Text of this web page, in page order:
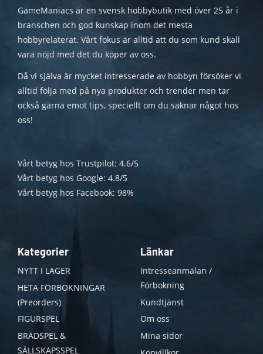
GameManiacs är en svensk hobbybutik med över 25 år i
branschen och god kunskap inom det mesta
hobbyrelaterat. Vårt fokus är alltid att du som kund skall
vara nöjd med det du köper av oss.
Då vi själva är mycket intresserade av hobbyn försöker vi
alltid följa med på nya produkter och trender men tar
också gärna emot tips, speciellt om du saknar något hos
oss!
Vårt betyg hos Trustpilot: 4.6/5
Vårt betyg hos Google: 4.8/5
Vårt betyg hos Facebook: 98%
Kategorier
NYTT I LAGER
HETA FÖRBOKNINGAR
(Preorders)
FIGURSPEL
BRÄDSPEL &
SÄLLSKAPSSPEL
Länkar
Intresseanmälan /
Förbokning
Kundtjänst
Om oss
Mina sidor